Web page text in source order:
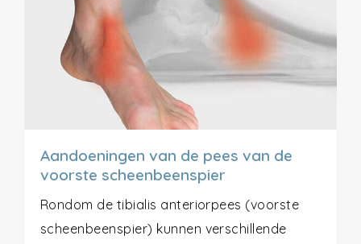
Aandoeningen van de pees van de
voorste scheenbeenspier
Rondom de tibialis anteriorpees (voorste
scheenbeenspier) kunnen verschillende